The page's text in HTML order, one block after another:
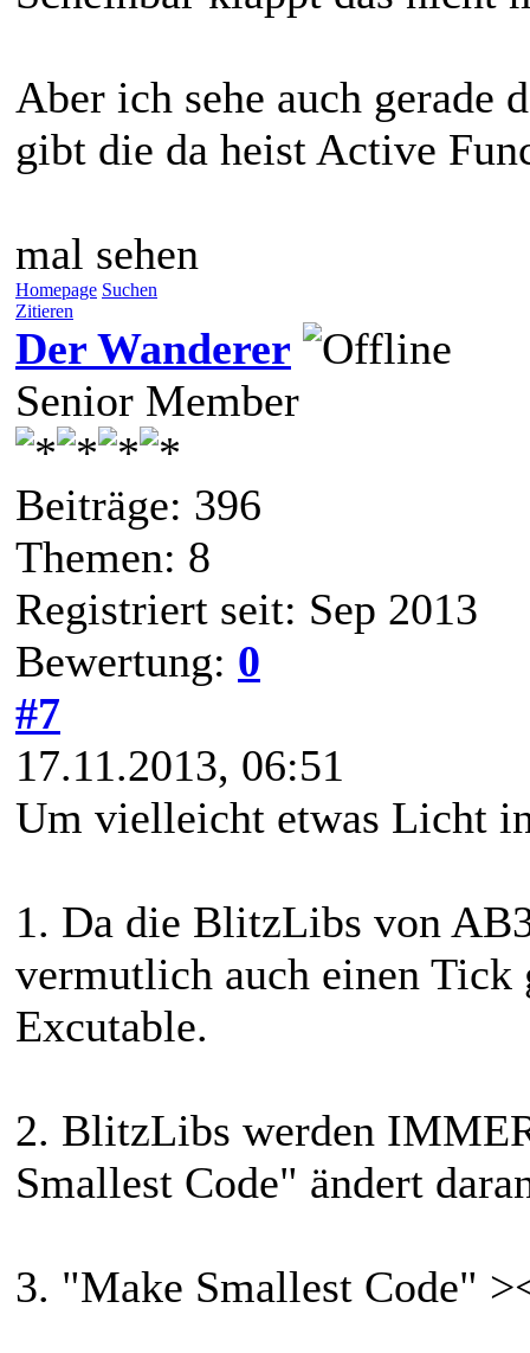
Aber ich sehe auch gerade
gibt die da heist Active
mal sehen
Homepage Suchen
Zitieren
Der Wanderer
Senior Member
Beiträge: 396
Themen: 8
Registriert seit: Sep 2013
Bewertung: 0
#7
17.11.2013, 06:51
Um vielleicht etwas Licht
1. Da die BlitzLibs von
vermutlich auch einen Tick
Excutable.
2. BlitzLibs werden
Smallest Code" ändert
3. "Make Smallest Code"